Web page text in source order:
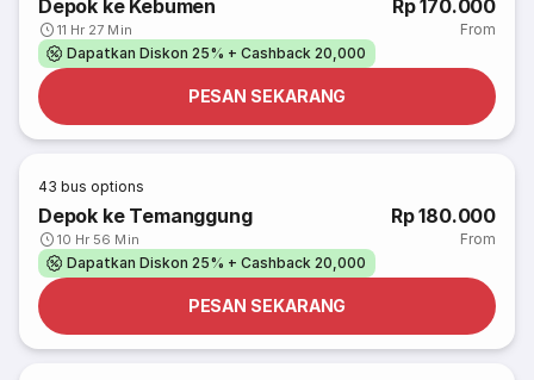
Depok ke Kebumen
11 Hr 27 Min
Rp 170.000
From
Dapatkan Diskon 25% + Cashback 20,000
PESAN SEKARANG
43 bus options
Depok ke Temanggung
10 Hr 56 Min
Rp 180.000
From
Dapatkan Diskon 25% + Cashback 20,000
PESAN SEKARANG